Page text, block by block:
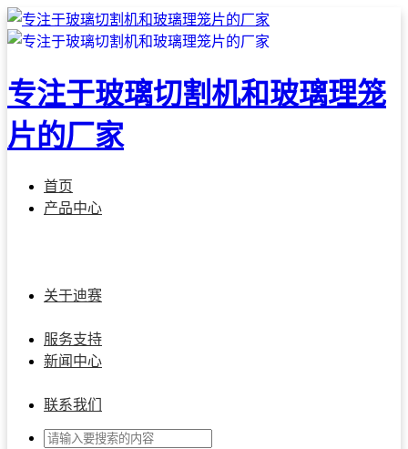
专注于玻璃切割机和玻璃理笼
片的厂家
首页
产品中心
关于迪赛
服务支持
新闻中心
联系我们